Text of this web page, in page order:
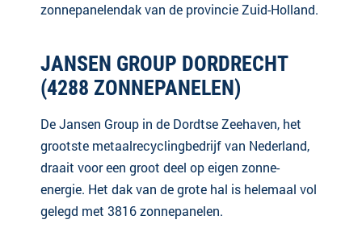
zonnepanelendak van de provincie Zuid-Holland.
JANSEN GROUP DORDRECHT
(4288 ZONNEPANELEN)
De Jansen Group in de Dordtse Zeehaven, het
grootste metaalrecyclingbedrijf van Nederland,
draait voor een groot deel op eigen zonne-
energie. Het dak van de grote hal is helemaal vol
gelegd met 3816 zonnepanelen.